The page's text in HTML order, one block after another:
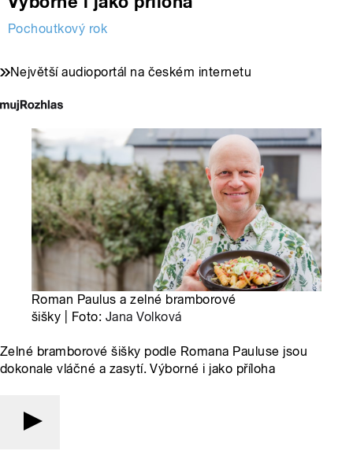
Pochoutkový rok
Největší audioportál na českém internetu
Roman Paulus a zelné bramborové
šišky | Foto: Jana Volková
Zelné bramborové šišky podle Romana Pauluse jsou
dokonale vláčné a zasytí. Výborné i jako příloha